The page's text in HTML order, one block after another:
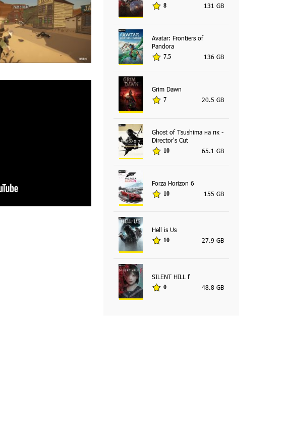
8 131 GB
Avatar: Frontiers of
Pandora
7.5 136 GB
Grim Dawn
7 20.5 GB
Ghost of Tsushima на пк -
Director's Cut
10 65.1 GB
Forza Horizon 6
10 155 GB
Hell is Us
10 27.9 GB
SILENT HILL f
0 48.8 GB